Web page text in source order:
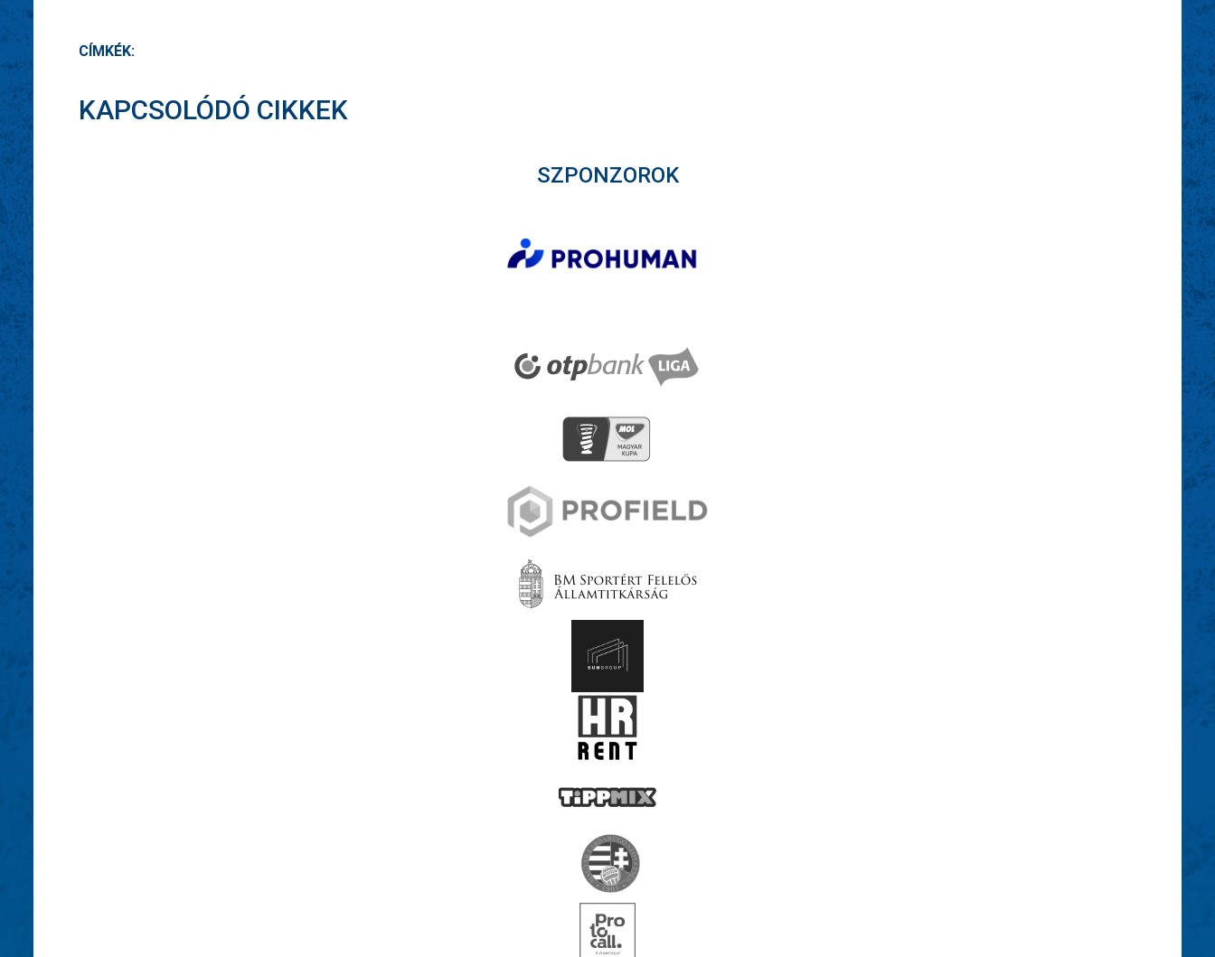
CÍMKÉK:
KAPCSOLÓDÓ CIKKEK
SZPONZOROK